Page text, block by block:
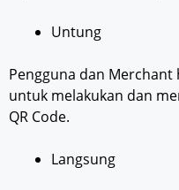
Untung
Pengguna dan
untuk melakukan dan
QR Code.
Langsung